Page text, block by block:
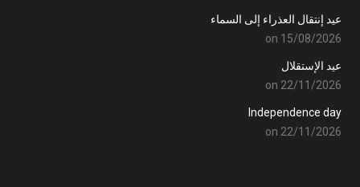
عيد إنتقال العذراء إلى السماء
on 15/08/2026
عيد الإستقلال
on 22/11/2026
Independence day
on 22/11/2026